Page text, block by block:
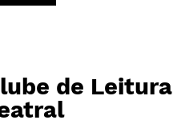
de Leitura